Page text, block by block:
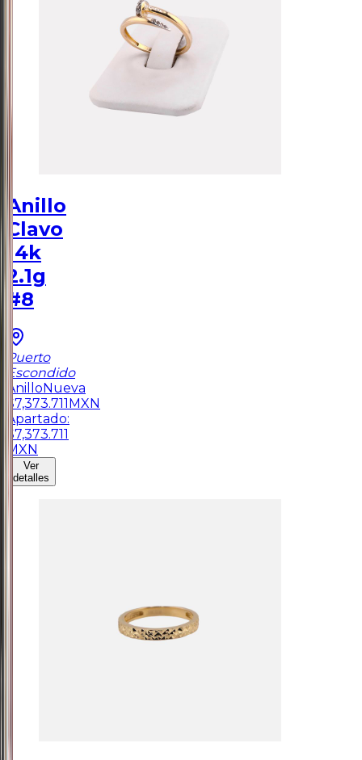
Anillo
Clavo
14k
2.1g
#8
Puerto
Escondido
AnilloNueva
$7,373.711MXN
Apartado:
$7,373.711
MXN
Ver
detalles